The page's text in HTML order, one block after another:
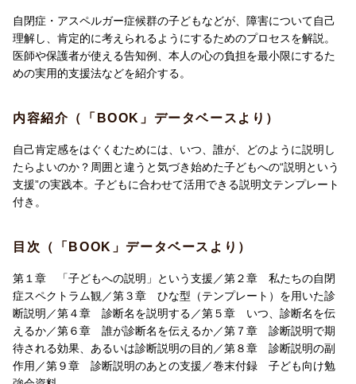
自閉症・アスペルガー症候群の子どもなどが、障害について自己
理解し、肯定的に考えられるようにするためのプロセスを解説。
医師や保護者が使える告知例、本人の心の負担を最小限にするた
めの実用的支援法などを紹介する。
内容紹介（「BOOK」データベースより）
自己肯定感をはぐくむためには、いつ、誰が、どのように説明し
たらよいのか？周囲と違うと気づき始めた子どもへの“説明という
支援”の実践本。子どもに合わせて活用できる説明文テンプレート
付き。
目次（「BOOK」データベースより）
第１章 「子どもへの説明」という支援／第２章 私たちの自閉
症スペクトラム観／第３章 ひな型（テンプレート）を用いた診
断説明／第４章 診断名を説明する／第５章 いつ、診断名を伝
えるか／第６章 誰が診断名を伝えるか／第７章 診断説明で期
待される効果、あるいは診断説明の目的／第８章 診断説明の副
作用／第９章 診断説明のあとの支援／巻末付録 子ども向け勉